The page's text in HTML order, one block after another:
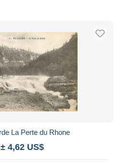
La Perte du Rhone
± 4,62 US$